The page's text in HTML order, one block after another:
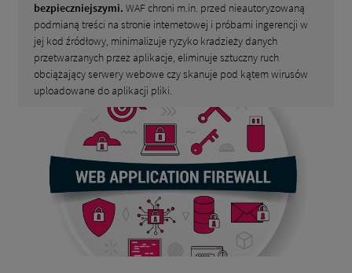
bezpieczniejszymi. WAF chroni m.in. przed nieautoryzowaną
podmianą treści na stronie internetowej i próbami ingerencji w
jej kod źródłowy, minimalizuje ryzyko kradzieży danych
przetwarzanych przez aplikacje, eliminuje sztuczny ruch
obciążający serwery webowe czy skanuje pod kątem wirusów
uploadowane do aplikacji pliki.